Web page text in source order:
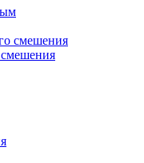
смешения
смешения